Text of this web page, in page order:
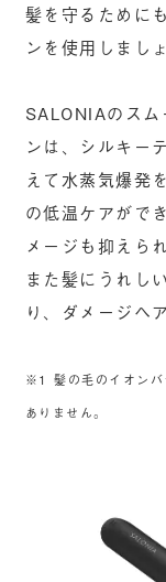
髪を守るために
ンを使用しましょ
SALONIAのス
ンは、シルキー
えて水蒸気爆発
の低温ケアがで
メージも抑えら
また髪にうれし
り、ダメージヘ
※1 髪の毛のイオンバ
ありません。​